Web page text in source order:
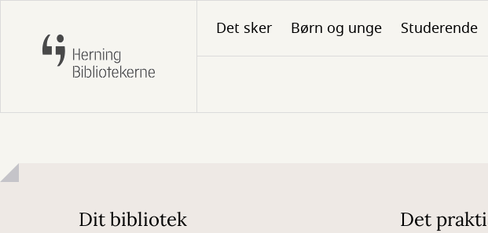
hovedindhold
Det sker Børn og unge Studerende
Dit bibliotek Det